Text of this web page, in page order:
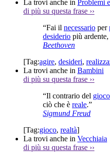
La trovi anche in Problemi
di più su questa frase ››
“Fai il necessario per
desiderio più
Beethoven
[Tag:agire, desideri,
La trovi anche in Bambini
di più su questa frase ››
“Il contrario del gioco
ciò che è reale.”
Sigmund Freud
[Tag:gioco, realtà]
La trovi anche in Vecchiaia
di più su questa frase ››